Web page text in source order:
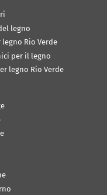
legno
Rio Verde
per il legno
legno Rio Verde